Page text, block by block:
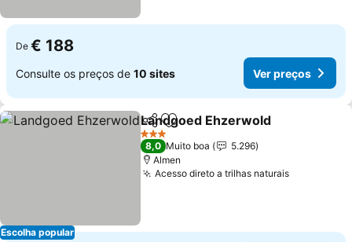
De € 188
Consulte os preços de 10 sites Ver preços
Escolha popular
PartilharAdicionar aos favoritos
Landgoed Ehzerwold
3 Estrelas
8,0 Muito boa
5.296
Almen
Acesso direto a trilhas naturaisVer